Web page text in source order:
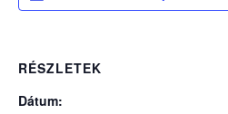
RÉSZLETEK
Dátum: